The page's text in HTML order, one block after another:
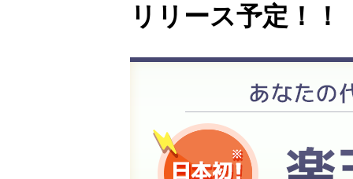
リリース予定！！